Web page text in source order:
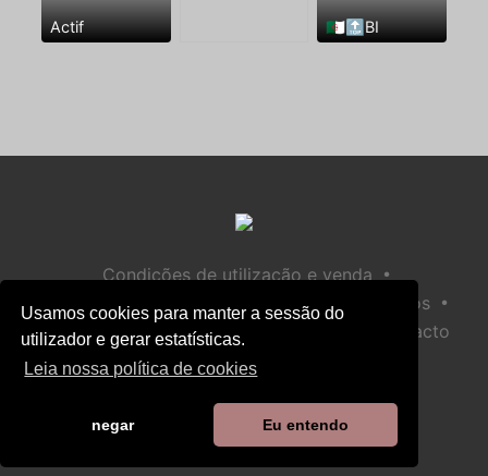
Usamos cookies para manter a sessão do
utilizador e gerar estatísticas.
Leia nossa política de cookies
negar Eu entendo
Actif 🇩🇿🔝BI
Condições de utilização e venda •
Política de privacidade Política de Biscoitos •
Política de Segurança Infantil Ajuda / Contacto